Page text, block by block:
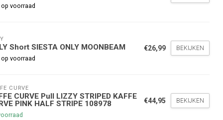
voorraad
Short SIESTA ONLY MOONBEAM
voorraad
€26,99 BEKIJKEN
CURVE
CURVE Pull LIZZY STRIPED KAFFE
PINK HALF STRIPE 108978
€44,95 BEKIJKEN
van €45,00